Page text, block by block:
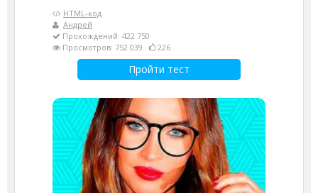
HTML-код
Андрей
Прохождений: 422 750
Просмотров: 752 039
226
Пройти тест